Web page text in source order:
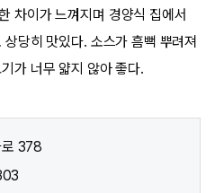
차이가 느껴지며 경양식 집에서
당히 맛있다. 소스가 흠뻑 뿌려져
가 너무 얇지 않아 좋다.
로 378